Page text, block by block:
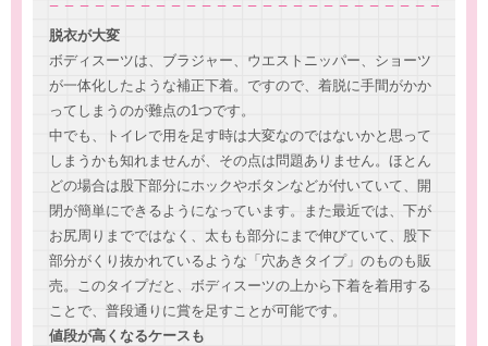
脱衣が大変
ボディスーツは、ブラジャー、ウエストニッパー、ショーツ
が一体化したような補正下着。ですので、着脱に手間がかか
ってしまうのが難点の1つです。
中でも、トイレで用を足す時は大変なのではないかと思って
しまうかも知れませんが、その点は問題ありません。ほとん
どの場合は股下部分にホックやボタンなどが付いていて、開
閉が簡単にできるようになっています。また最近では、下が
お尻周りまでではなく、太もも部分にまで伸びていて、股下
部分がくり抜かれているような「穴あきタイプ」のものも販
売。このタイプだと、ボディスーツの上から下着を着用する
ことで、普段通りに賞を足すことが可能です。
値段が高くなるケースも